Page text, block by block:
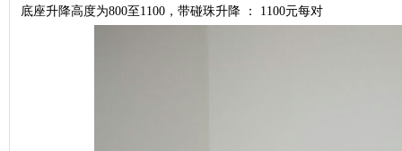
底座升降高度为800至1100，带碰珠升降 ： 1100元每对